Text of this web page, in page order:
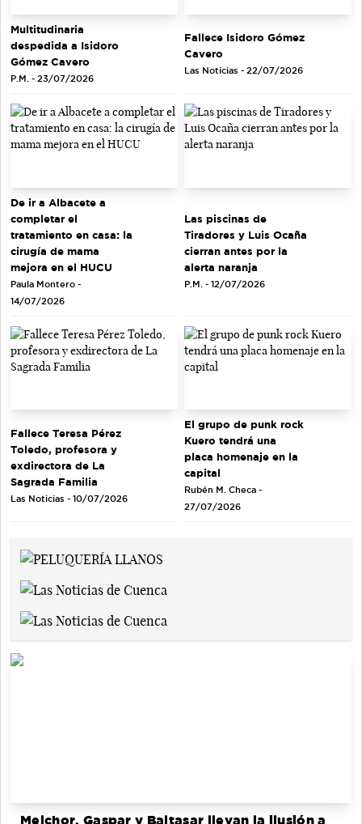
Multitudinaria
despedida a Isidoro
Gómez Cavero
P.M. - 23/07/2026
Fallece Isidoro Gómez
Cavero
Las Noticias - 22/07/2026
De ir a Albacete a
completar el
tratamiento en casa: la
cirugía de mama
mejora en el HUCU
Paula Montero -
14/07/2026
Las piscinas de
Tiradores y Luis Ocaña
cierran antes por la
alerta naranja
P.M. - 12/07/2026
Fallece Teresa Pérez
Toledo, profesora y
exdirectora de La
Sagrada Familia
Las Noticias - 10/07/2026
El grupo de punk rock
Kuero tendrá una
placa homenaje en la
capital
Rubén M. Checa -
27/07/2026
Melchor, Gaspar y Baltasar llevan la ilusión a